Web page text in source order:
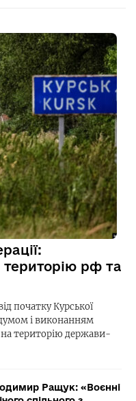
територію рф та
початку Курської
і виконанням
на територію держави-
Ращук: «Воєнні